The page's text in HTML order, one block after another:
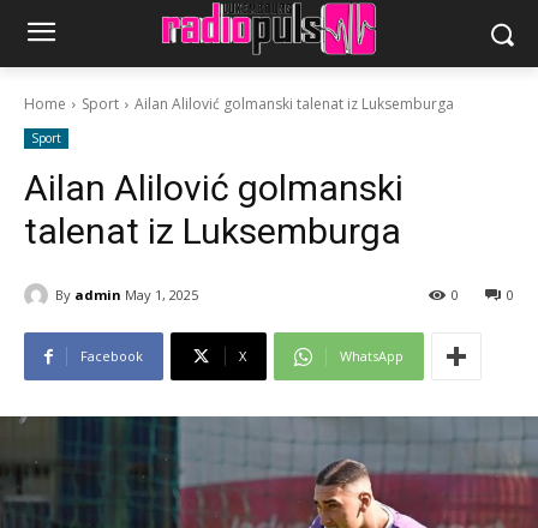
Home Sport Ailan Alilović golmanski talenat iz Luksemburga
Sport
Ailan Alilović golmanski
talenat iz Luksemburga
By admin May 1, 2025 0
0
Facebook X WhatsApp